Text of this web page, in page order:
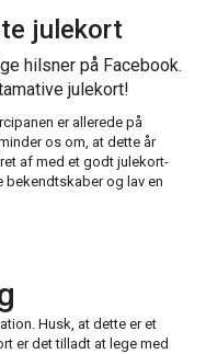
julekort
hilsner på Facebook.
julekort!
er allerede på
os om, at dette år
af med et godt julekort-
bekendtskaber og lav en
Husk, at dette er et
er det tilladt at lege med